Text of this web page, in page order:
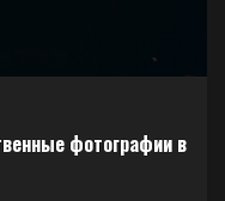
фотографии в